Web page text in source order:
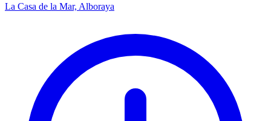
La Casa de la Mar, Alboraya